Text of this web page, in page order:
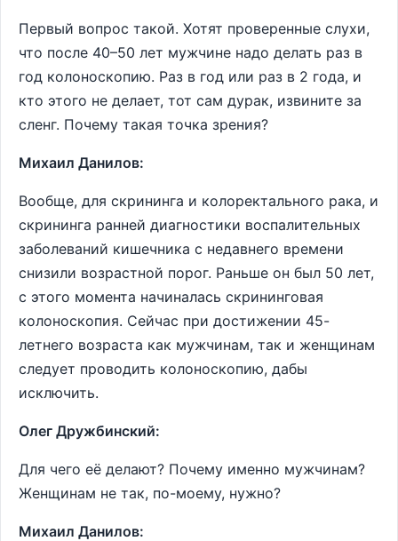
Первый вопрос такой. Хотят проверенные слухи,
что после 40–50 лет мужчине надо делать раз в
год колоноскопию. Раз в год или раз в 2 года, и
кто этого не делает, тот сам дурак, извините за
сленг. Почему такая точка зрения?
Михаил Данилов:
Вообще, для скрининга и колоректального рака, и
скрининга ранней диагностики воспалительных
заболеваний кишечника с недавнего времени
снизили возрастной порог. Раньше он был 50 лет,
с этого момента начиналась скрининговая
колоноскопия. Сейчас при достижении 45-
летнего возраста как мужчинам, так и женщинам
следует проводить колоноскопию, дабы
исключить.
Олег Дружбинский:
Для чего её делают? Почему именно мужчинам?
Женщинам не так, по-моему, нужно?
Михаил Данилов: